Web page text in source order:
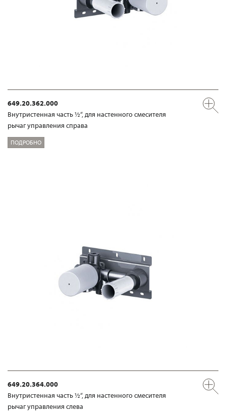
649.20.362.000
Внутристенная часть ½“, для настенного смесителя
рычаг управления справа
ПОДРОБНО
649.20.364.000
Внутристенная часть ½“, для настенного смесителя
рычаг управления слева